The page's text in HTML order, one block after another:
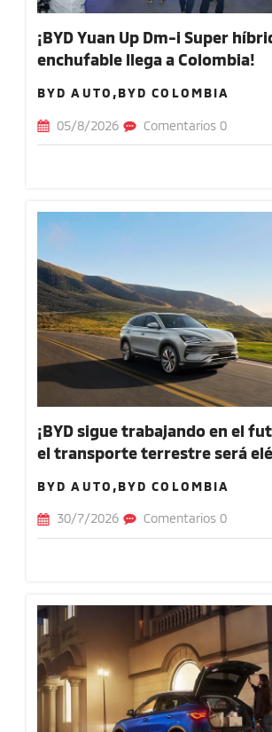
¡BYD Yuan Up Dm-i Super
enchufable llega a Colombia!
BYD AUTO,BYD COLOMBIA
05/8/2026 Comentarios 0
¡BYD sigue trabajando en el
el transporte terrestre será
BYD AUTO,BYD COLOMBIA
30/7/2026 Comentarios 0